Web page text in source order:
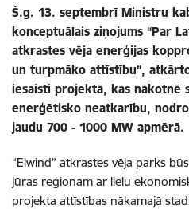
Š.g. 13. septembrī Ministru
konceptuālais ziņojums “Par
atkrastes vēja enerģijas
un turpmāko attīstību”,
iesaisti projektā, kas nākotnē
enerģētisko neatkarību,
jaudu 700 - 1000 MW apmērā.
“Elwind” atkrastes vēja parks
jūras reģionam ar lielu
projekta attīstības nākamajā